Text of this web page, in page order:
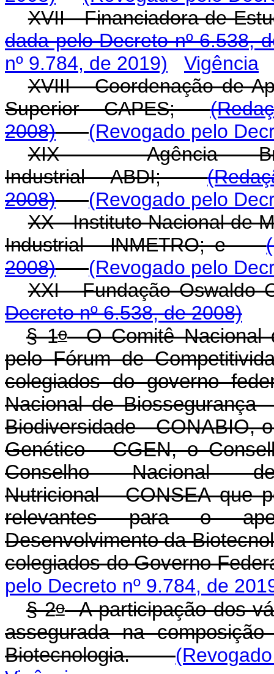
XVII - Financiadora de
dada pelo Decreto nº 6.538,
nº 9.784, de 2019)
Vigência
XVIII - Coordenação de
Superior - CAPES;
2008)
(Revogado pelo
XIX - Agência
Industrial - ABDI;
2008)
(Revogado pelo
XX - Instituto Nacional de
Industrial - INMETRO; e
2008)
(Revogado pelo
XXI - Fundação Oswaldo
Decreto nº 6.538, de 2008)
§ 1oO Comitê Nacional
pelo Fórum de
colegiados do governo
Nacional de Biossegurança
Biodiversidade - CONABIO,
Genético - CGEN, o
Conselho Nacional
Nutricional - CONSEA que
relevantes para o
Desenvolvimento da
colegiados do Governo
pelo Decreto nº 9.784, de
§ 2oA participação dos
assegurada na
Biotecnologia.